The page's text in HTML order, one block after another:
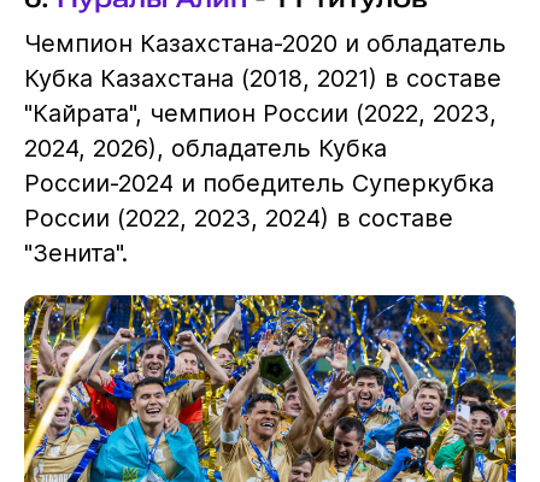
Чемпион Казахстана-2020 и обладатель
Кубка Казахстана (2018, 2021) в составе
"Кайрата", чемпион России (2022, 2023,
2024, 2026), обладатель Кубка
России-2024 и победитель Суперкубка
России (2022, 2023, 2024) в составе
"Зенита".